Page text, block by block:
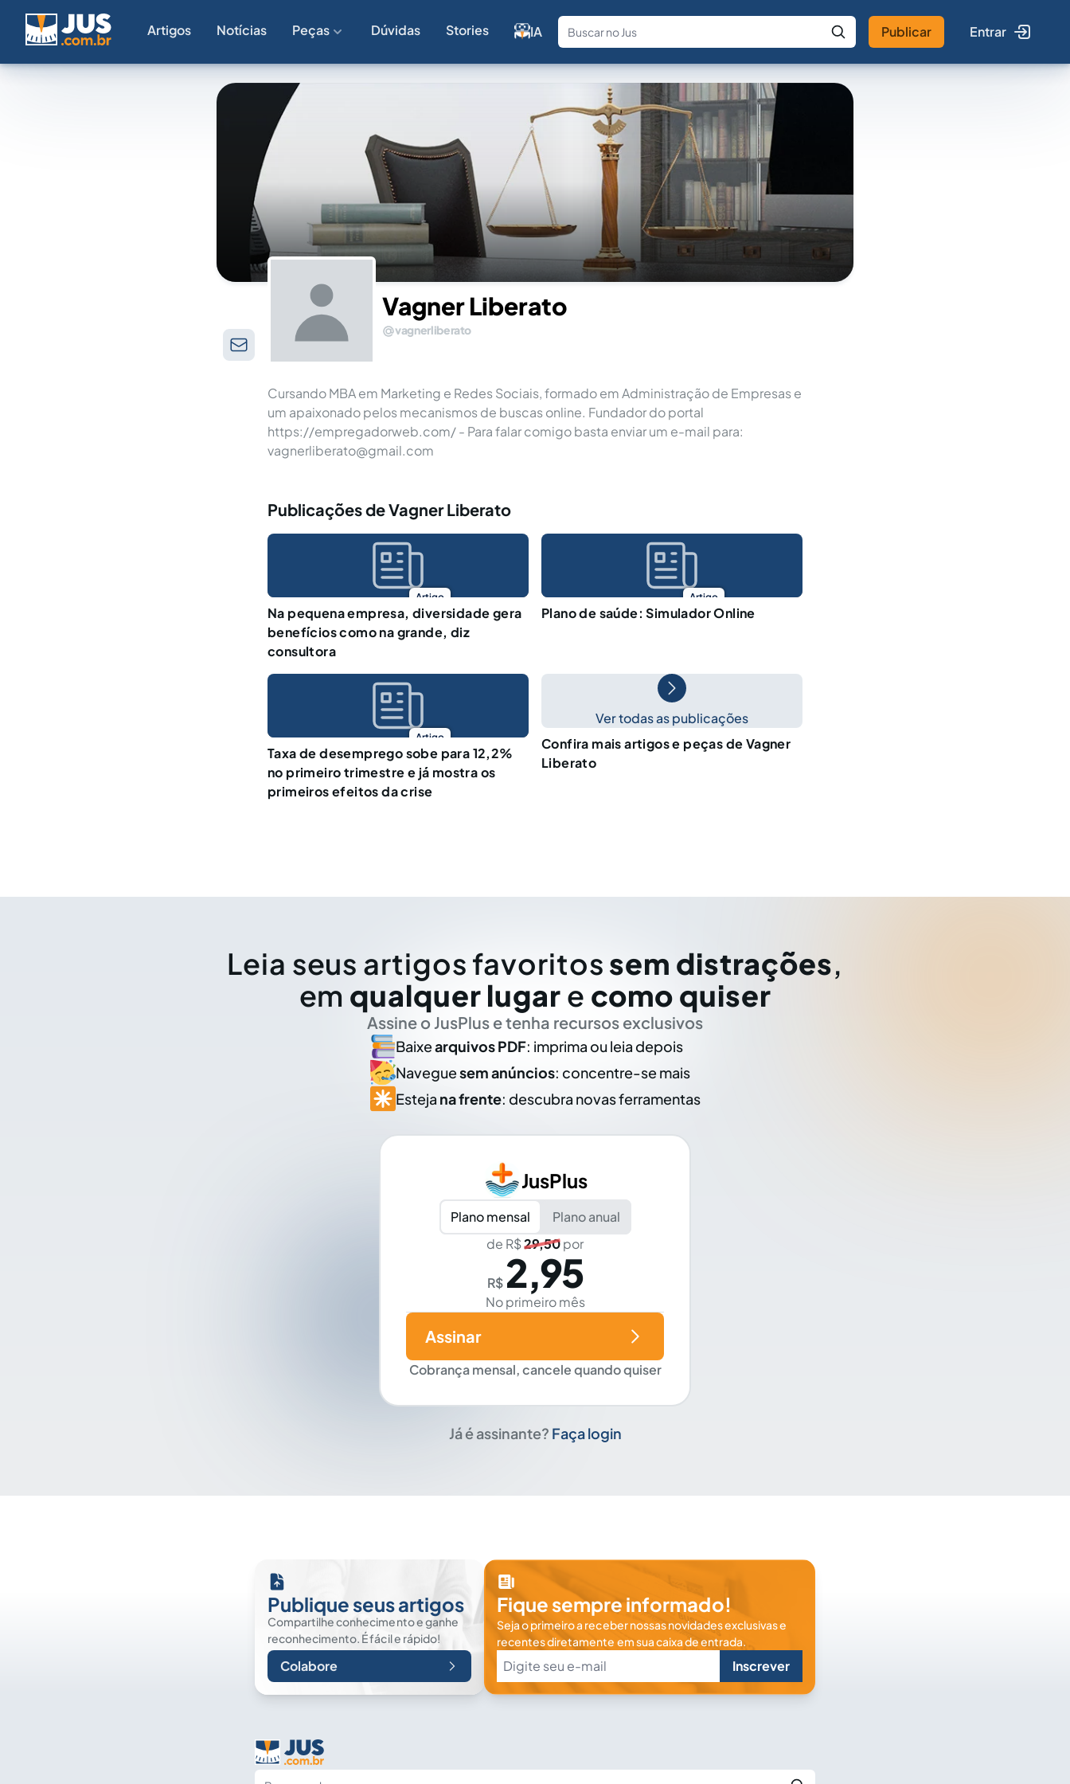
Artigos Notícias Peças Dúvidas Stories IA
Fale com a IA Buscar no Jus
Publicar Entrar
Vagner Liberato
vagnerliberato
Cursando MBA em Marketing e Redes Sociais, formado em Administração de Empresas e
um apaixonado pelos mecanismos de buscas online. Fundador do portal
https://empregadorweb.com/ - Para falar comigo basta enviar um e-mail para:
vagnerliberato@gmail.com
Publicações de Vagner Liberato
Artigo
Na pequena empresa, diversidade gera
benefícios como na grande, diz
consultora
Artigo
Plano de saúde: Simulador Online
Artigo
Taxa de desemprego sobe para 12,2%
no primeiro trimestre e já mostra os
primeiros efeitos da crise
Ver todas as publicações
Confira mais artigos e peças de Vagner
Liberato
Leia seus artigos favoritos sem distrações,
em qualquer lugar e como quiser
Assine o JusPlus e tenha recursos exclusivos
Baixearquivos PDF: imprima ou leia depois
Naveguesem anúncios: concentre-se mais
Esteja na frente: descubra novas ferramentas
JusPlus
Plano mensal
Plano anual
de R$29,50por
R$ 2,95
No primeiro mês
Cobrança mensal, cancele quando quiser
Assinar
Já é assinante? Faça login
Publique seus artigos
Compartilhe conhecimento e ganhe
reconhecimento. É fácil e rápido!
Colabore
Fique sempre informado!
Seja o primeiro a receber nossas novidades exclusivas e
recentes diretamente em sua caixa de entrada.
Inscrever